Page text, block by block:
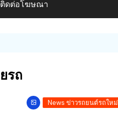
ติดต่อโฆษณา
รถ
News ข่าวรถยนต์รถใหม่